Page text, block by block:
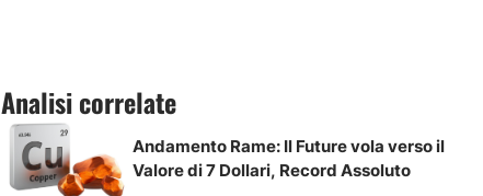
Analisi correlate
Andamento Rame: Il Future vola verso il
Valore di 7 Dollari, Record Assoluto